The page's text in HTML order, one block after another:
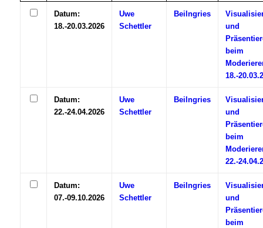
Datum:
18.-20.03.2026
Uwe
Schettler
Beilngries
und
beim
18.-
Datum:
22.-24.04.2026
Uwe
Schettler
Beilngries
und
beim
22.-
Datum:
07.-09.10.2026
Uwe
Schettler
Beilngries
und
beim